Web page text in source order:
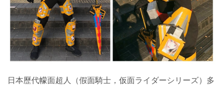
Enterprise Digital Transformation
特集
日本歷代幪面超人（假面騎士，仮面ライダーシリーズ）多